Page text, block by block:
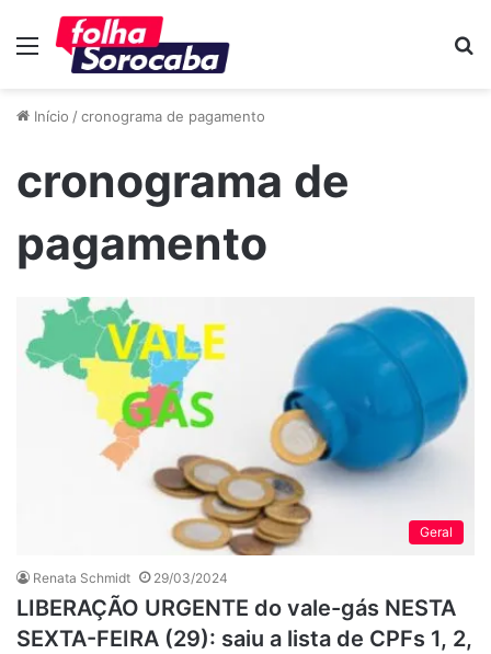
Menu
Início /cronograma de pagamento
cronograma de
pagamento
Geral
Renata Schmidt 29/03/2024
LIBERAÇÃO URGENTE do vale-gás NESTA
SEXTA-FEIRA (29): saiu a lista de CPFs 1, 2,